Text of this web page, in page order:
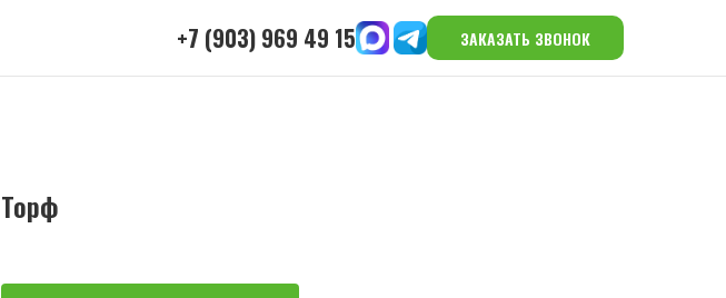
+7 (903) 969 49 15 ЗАКАЗАТЬ ЗВОНОК
Торф